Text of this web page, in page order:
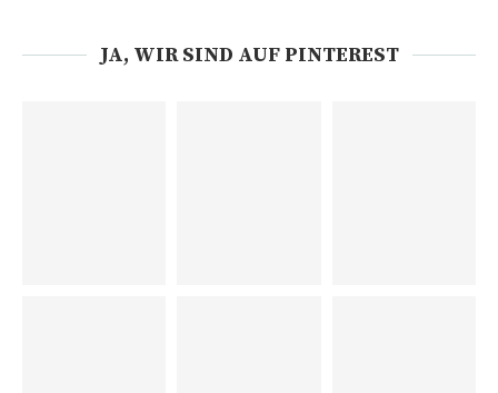
JA, WIR SIND AUF PINTEREST